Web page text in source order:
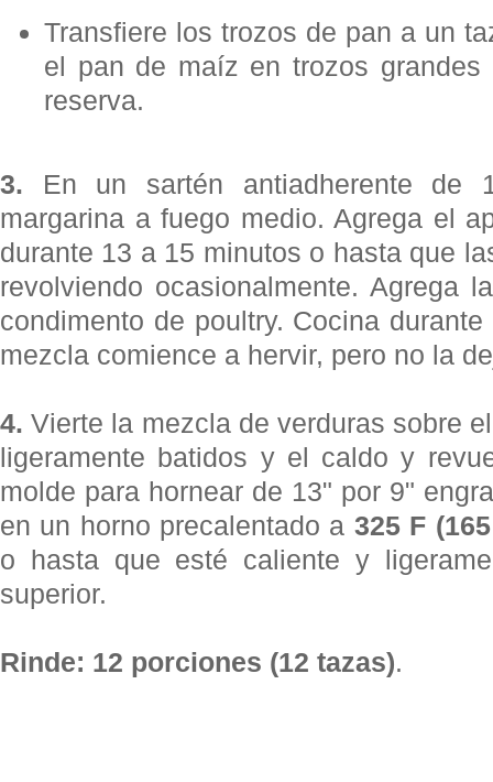
Transfiere los trozos de pan a un
el pan de maíz en trozos
reserva.
3. En un sartén antiadherente de
margarina a fuego medio. Agrega el
durante 13 a 15 minutos o hasta que
revolviendo ocasionalmente. Agrega
condimento de poultry. Cocina
mezcla comience a hervir, pero no la
4.Vierte la mezcla de verduras sobre
ligeramente batidos y el caldo y
molde para hornear de 13" por 9"
en un horno precalentado a 325 F
o hasta que esté caliente y
superior.
Rinde: 12 porciones (12 tazas).